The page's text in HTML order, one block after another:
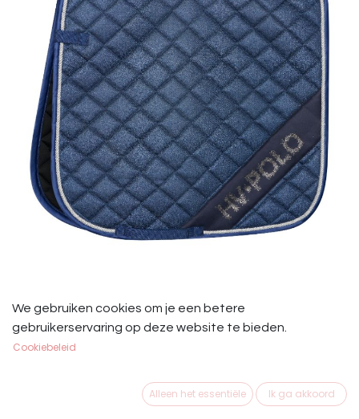
HV Polo Zadeldek Nina Glitter Blauw
Dressuur
HV Polo Zadeldek Nina Blauw Glitter Full Dressuur
We gebruiken cookies om je een betere
gebruikerservaring op deze website te bieden.
Cookiebeleid
Alleen het essentiële Ik ga akkoord